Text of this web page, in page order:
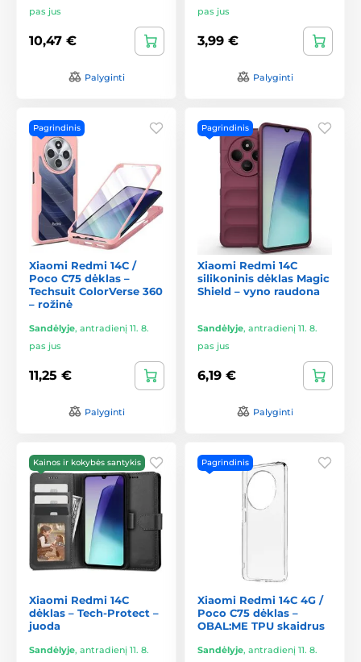
pas jus
10,47 €
Palyginti
pas jus
3,99 €
Palyginti
Pagrindinis
Xiaomi Redmi 14C /
Poco C75 dėklas –
Techsuit ColorVerse 360
– rožinė
Sandėlyje, antradienį 11. 8.
pas jus
11,25 €
Palyginti
Pagrindinis
Xiaomi Redmi 14C
silikoninis dėklas Magic
Shield – vyno raudona
Sandėlyje, antradienį 11. 8.
pas jus
6,19 €
Palyginti
Kainos ir kokybės santykis
Xiaomi Redmi 14C
dėklas – Tech-Protect –
juoda
Sandėlyje, antradienį 11. 8.
Pagrindinis
Xiaomi Redmi 14C 4G /
Poco C75 dėklas –
OBAL:ME TPU skaidrus
Sandėlyje, antradienį 11. 8.